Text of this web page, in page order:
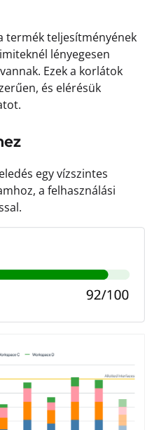
termék teljesítményének
lényegesen
Ezek a korlátok
és elérésük
egy vízszintes
a felhasználási